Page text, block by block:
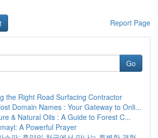
Report Page
Go
the Right Road Surfacing Contractor
Domain Names : Your Gateway to Onli...
& Natural Oils : A Guide to Forest C...
A Powerful Prayer